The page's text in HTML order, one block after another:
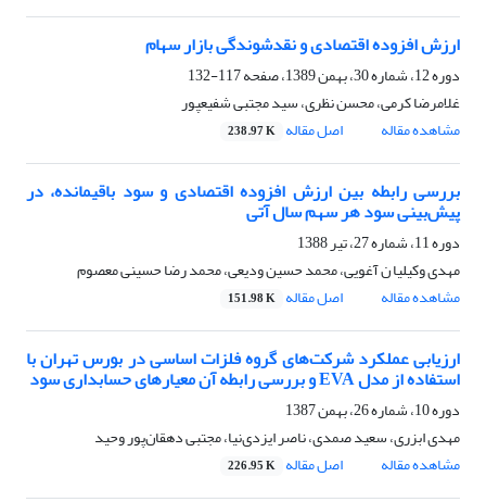
ارزش افزوده اقتصادی و نقدشوندگی بازار سهام
دوره 12، شماره 30، بهمن 1389، صفحه
117-132
غلامرضا کرمی، محسن نظری، سید مجتبی شفیع‎پور
مشاهده مقاله
اصل مقاله 238.97 K
بررسی رابطه بین ارزش افزوده اقتصادی و سود باقیمانده، در
پیش‌بینی سود هر سهم سال آتی
دوره 11، شماره 27، تیر 1388
مهدی وکیلیا ن آغویی، محمد حسین ودیعی، محمد رضا حسینی معصوم
مشاهده مقاله
اصل مقاله 151.98 K
ارزیابی عملکرد شرکت‌های گروه فلزات اساسی در بورس تهران با
استفاده از مدل EVA و بررسی رابطه آن معیارهای حسابداری سود
دوره 10، شماره 26، بهمن 1387
مهدی ابزری، سعید صمدی، ناصر ایزدی‌نیا، مجتبی دهقان‌پور وحید
مشاهده مقاله
اصل مقاله 226.95 K